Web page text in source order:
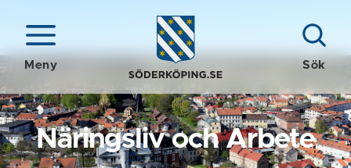
Meny Sök
Näringsliv och Arbete